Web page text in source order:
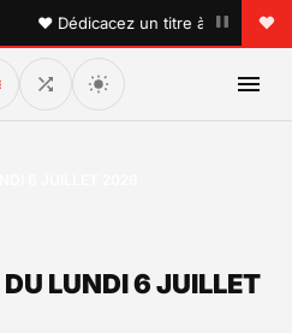
♥ Dédicacez un titre à vos proches
LUNDI 6 JUILLET